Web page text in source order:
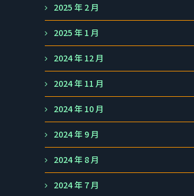
2025 年 2 月
2025 年 1 月
2024 年 12 月
2024 年 11 月
2024 年 10 月
2024 年 9 月
2024 年 8 月
2024 年 7 月